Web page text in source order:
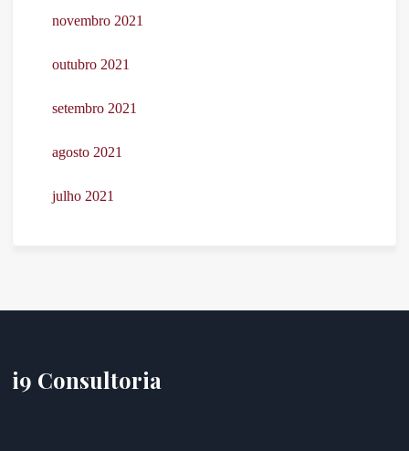
novembro 2021
outubro 2021
setembro 2021
agosto 2021
julho 2021
i9 Consultoria